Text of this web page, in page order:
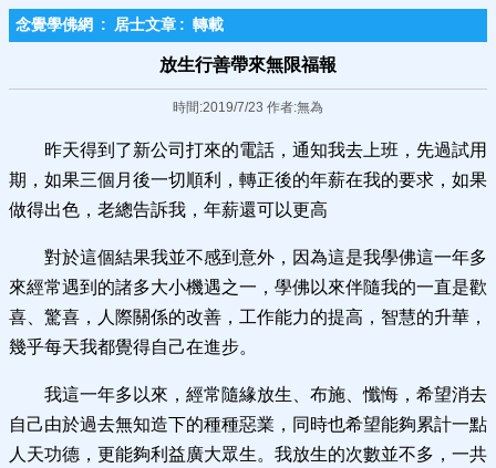
念覺學佛網 : 居士文章 : 轉載
放生行善帶來無限福報
時間:2019/7/23 作者:無為
昨天得到了新公司打來的電話，通知我去上班，先過試用
期，如果三個月後一切順利，轉正後的年薪在我的要求，如果
做得出色，老總告訴我，年薪還可以更高
對於這個結果我並不感到意外，因為這是我學佛這一年多
來經常遇到的諸多大小機遇之一，學佛以來伴隨我的一直是歡
喜、驚喜，人際關係的改善，工作能力的提高，智慧的升華，
幾乎每天我都覺得自己在進步。
我這一年多以來，經常隨緣放生、布施、懺悔，希望消去
自己由於過去無知造下的種種惡業，同時也希望能夠累計一點
人天功德，更能夠利益廣大眾生。我放生的次數並不多，一共